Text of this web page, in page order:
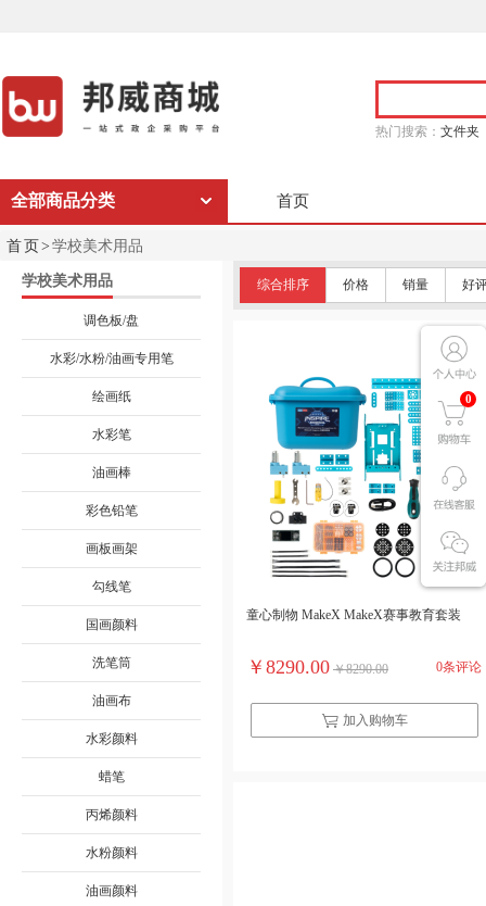
热门搜索： 文件夹
0
全部商品分类 首页
首页> 学校美术用品
学校美术用品
调色板/盘
水彩/水粉/油画专用笔
绘画纸
水彩笔
油画棒
彩色铅笔
画板画架
勾线笔
国画颜料
洗笔筒
油画布
水彩颜料
蜡笔
丙烯颜料
水粉颜料
油画颜料
综合排序 价格 销量 好
童心制物 MakeX MakeX赛事教育套装
￥8290.00 ￥8290.00 0条评论
加入购物车